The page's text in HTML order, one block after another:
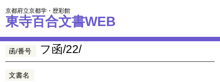
京都府立京都学・歴彩館
東寺百合文書WEB
函/番号 フ函/22/
文書名